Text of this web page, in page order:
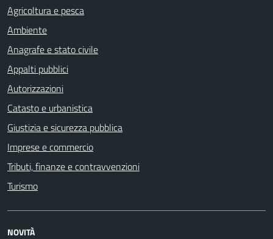
Agricoltura e pesca
Ambiente
Anagrafe e stato civile
Appalti pubblici
Autorizzazioni
Catasto e urbanistica
Giustizia e sicurezza pubblica
Imprese e commercio
Tributi, finanze e contravvenzioni
Turismo
NOVITÀ